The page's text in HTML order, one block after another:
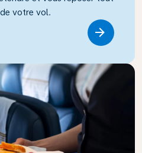
votre vol.